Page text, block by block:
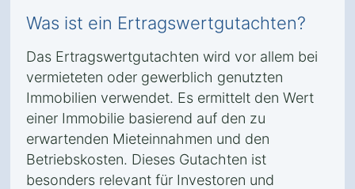
Was ist ein Ertragswertgutachten?
Das Ertragswertgutachten wird vor allem bei
vermieteten oder gewerblich genutzten
Immobilien verwendet. Es ermittelt den Wert
einer Immobilie basierend auf den zu
erwartenden Mieteinnahmen und den
Betriebskosten. Dieses Gutachten ist
besonders relevant für Investoren und